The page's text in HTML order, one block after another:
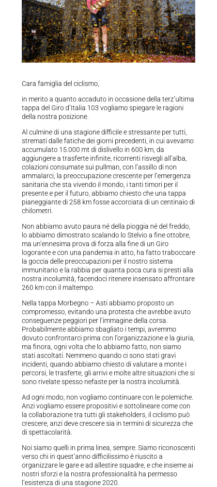
Cara famiglia del ciclismo,
in merito a quanto accaduto in occasione della terz’ultima
tappa del Giro d’Italia 103 vogliamo spiegare le ragioni
della nostra posizione.
Al culmine di una stagione difficile e stressante per tutti,
stremati dalle fatiche dei giorni precedenti, in cui avevamo
accumulato 15.000 mt di dislivello in 600 km, da
aggiungere a trasferte infinite, ricorrenti risvegli all’alba,
colazioni consumate sui pullman, con l’assillo di non
ammalarci, la preoccupazione crescente per l’emergenza
sanitaria che sta vivendo il mondo, i tanti timori per il
presente e per il futuro, abbiamo chiesto che una tappa
pianeggiante di 258 km fosse accorciata di un centinaio di
chilometri.
Non abbiamo avuto paura né della pioggia né del freddo,
lo abbiamo dimostrato scalando lo Stelvio a fine ottobre,
ma un’ennesima prova di forza alla fine di un Giro
logorante e con una pandemia in atto, ha fatto traboccare
la goccia delle preoccupazioni per il nostro sistema
immunitario e la rabbia per quanta poca cura si presti alla
nostra incolumità, facendoci ritenere insensato affrontare
260 km con il maltempo.
Nella tappa Morbegno – Asti abbiamo proposto un
compromesso, evitando una protesta che avrebbe avuto
conseguenze peggiori per l’immagine della corsa.
Probabilmente abbiamo sbagliato i tempi, avremmo
dovuto confrontarci prima con l’organizzazione e la giuria,
ma finora, ogni volta che lo abbiamo fatto, non siamo
stati ascoltati. Nemmeno quando ci sono stati gravi
incidenti, quando abbiamo chiesto di valutare a monte i
percorsi, le trasferte, gli arrivi e molte altre situazioni che si
sono rivelate spesso nefaste per la nostra incolumità.
Ad ogni modo, non vogliamo continuare con le polemiche.
Anzi vogliamo essere propositivi e sottolineare come con
la collaborazione tra tutti gli stakeholders, il ciclismo può
crescere, anzi deve crescere sia in termini di sicurezza che
di spettacolarità.
Noi siamo quelli in prima linea, sempre. Siamo riconoscenti
verso chi in quest’anno difficilissimo è riuscito a
organizzare le gare e ad allestire squadre, e che insieme ai
nostri sforzi e la nostra professionalità ha permesso
l’esistenza di una stagione 2020.